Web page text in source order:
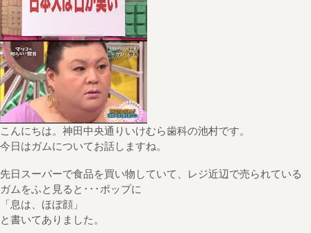
こんにちは。神田中央通りいけむら歯科の池村です。
今日はガムについてお話しますね。
先日スーパーで食品を買い物していて、レジ近辺で売られている
ガムをふと見ると･･･ポップに
「息は、ほぼ顔」
と書いてありました。